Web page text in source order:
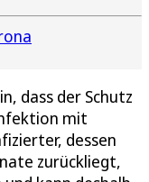
dass der Schutz
mit
dessen
zurückliegt,